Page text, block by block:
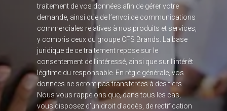
traitement de vos données afin de gérer votre
demande, ainsi que de l’envoi de communications
commerciales relatives à nos produits et services,
y compris ceux du groupe CFS Brands. La base
juridique de ce traitement repose sur le
consentement de l’intéressé, ainsi que sur l’intérêt
légitime du responsable. En règle générale, vos
données ne seront pas transférées à des tiers.
Nous vous rappelons que, dans tous les cas,
vous disposez d’un droit d’accès, de rectification